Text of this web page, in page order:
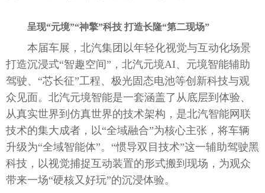
呈现“元境”“神擎”科技 打造长隆“第二现场”
本届车展，北汽集团以年轻化视觉与互动化场景
打造沉浸式“智趣空间”，北汽元境AI、元境智能辅助
驾驶、“芯长征”工程、极光固态电池等创新科技与观
众见面。北汽元境智能是一套涵盖了从底层到体验、
从真实世界到仿真世界的技术架构，是北汽智能网联
技术的集大成者，以“全域融合”为核心主张，将车辆
升级为“全域智能体”。“惯导双目技术”这一辅助驾驶黑
科技，以视觉捕捉互动装置的形式搬到现场，为观众
带来一场“硬核又好玩”的沉浸体验。